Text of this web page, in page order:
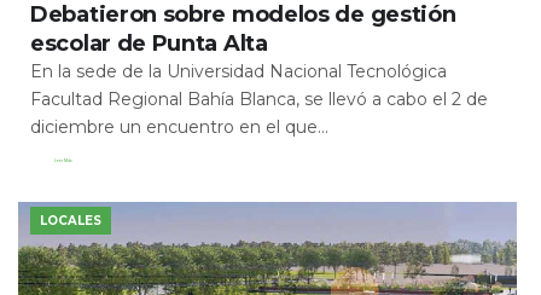
Debatieron sobre modelos de gestión
escolar de Punta Alta
En la sede de la Universidad Nacional Tecnológica
Facultad Regional Bahía Blanca, se llevó a cabo el 2 de
diciembre un encuentro en el que...
Leer Más
LOCALES